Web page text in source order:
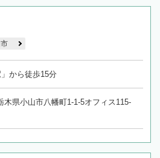
」から徒歩15分
木県小山市八幡町1-1-5オフィス115-